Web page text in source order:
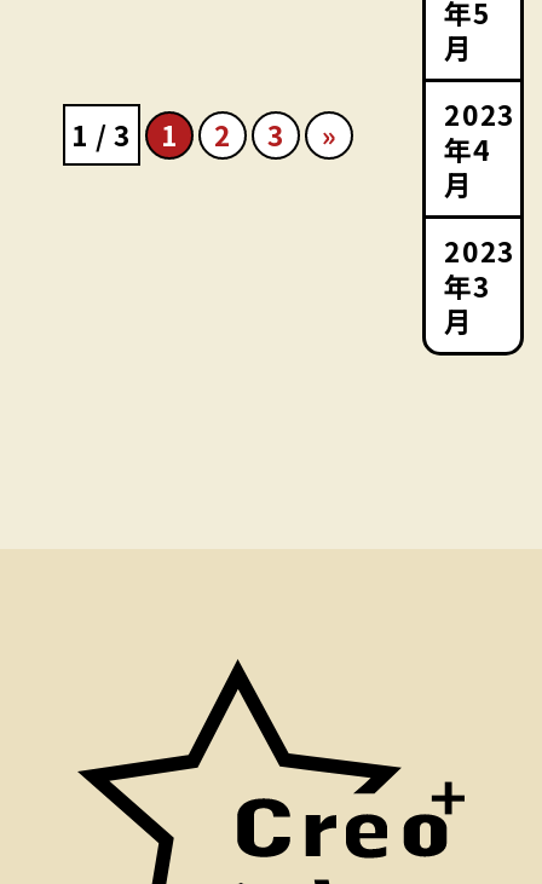
1 / 3 1 2 3 »
年5
月
2023
年4
月
2023
年3
月